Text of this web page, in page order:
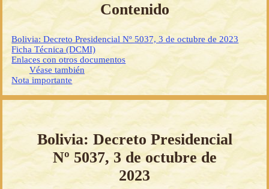
Contenido
Bolivia: Decreto Presidencial Nº 5037, 3 de octubre de 2023
Ficha Técnica (DCMI)
Enlaces con otros documentos
Véase también
Nota importante
Bolivia: Decreto Presidencial
Nº 5037, 3 de octubre de
2023